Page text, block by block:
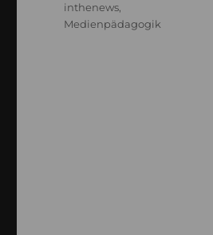
inthenews
Medienpädagogik